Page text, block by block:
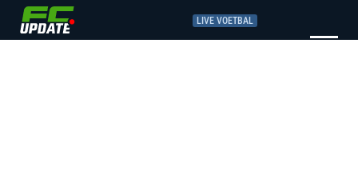
LIVE VOETBAL